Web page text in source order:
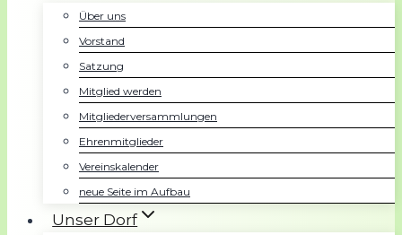
Über uns
Vorstand
Satzung
Mitglied werden
Mitgliederversammlungen
Ehrenmitglieder
Vereinskalender
neue Seite im Aufbau
Unser Dorf